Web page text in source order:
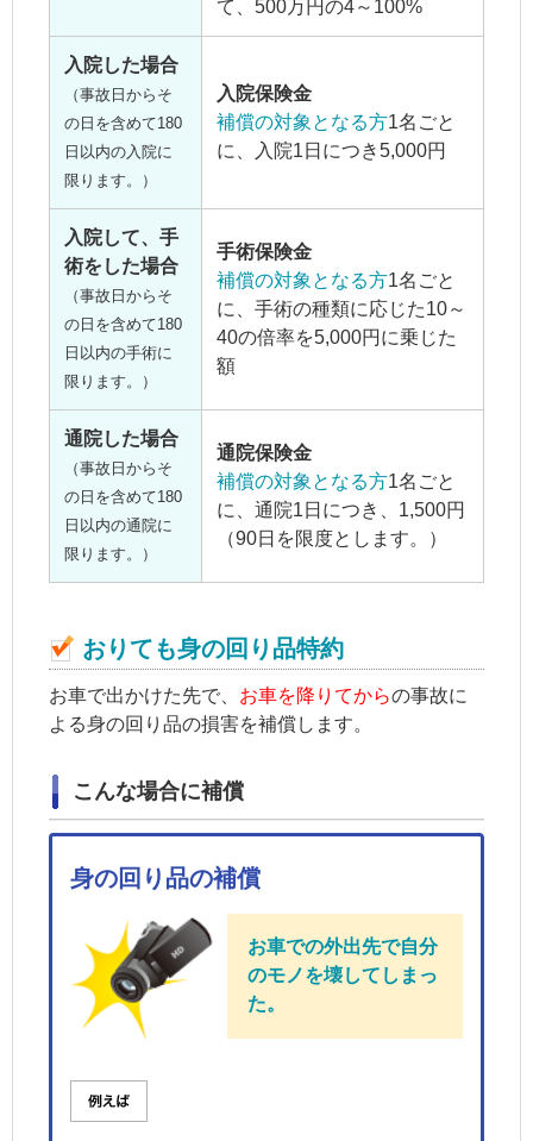
て、500万円の4～100%
入院した場合
（事故日からそ
の日を含めて180
日以内の入院に
限ります。）
入院保険金
補償の対象となる方1名ごと
に、入院1日につき5,000円
入院して、手
術をした場合
（事故日からそ
の日を含めて180
日以内の手術に
限ります。）
手術保険金
補償の対象となる方1名ごと
に、手術の種類に応じた10～
40の倍率を5,000円に乗じた
額
通院した場合
（事故日からそ
の日を含めて180
日以内の通院に
限ります。）
通院保険金
補償の対象となる方1名ごと
に、通院1日につき、1,500円
（90日を限度とします。）
おりても身の回り品特約
お車で出かけた先で、 お車を降りてからの事故に
よる身の回り品の損害を補償します。
こんな場合に補償
身の回り品の補償
お車での外出先で自分
のモノを壊してしまっ
た。